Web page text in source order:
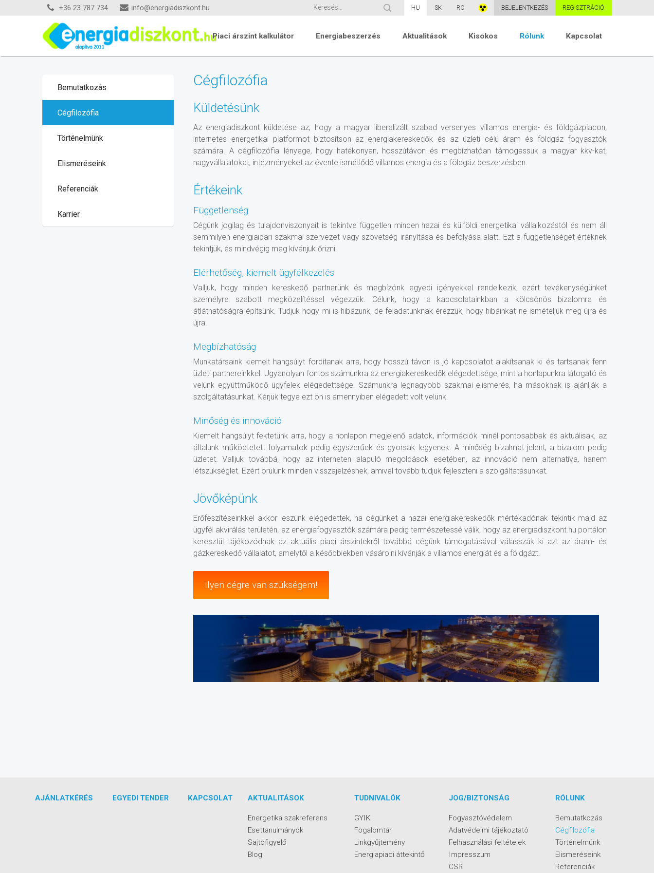
HU SK RO BEJELENTKEZÉS REGISZTRÁCIÓ
+36 23 787 734 info@energiadiszkont.hu
Piaci árszint kalkulátor Energiabeszerzés Aktualitások Kisokos Rólunk Kapcsolat
Bemutatkozás
Cégfilozófia
Történelmünk
Elismeréseink
Referenciák
Karrier
Cégfilozófia
Küldetésünk
Az energiadiszkont küldetése az, hogy a magyar liberalizált szabad versenyes villamos energia- és földgázpiacon,
internetes energetikai platformot biztosítson az energiakereskedők és az üzleti célú áram és földgáz fogyasztók
számára. A cégfilozófia lényege, hogy hatékonyan, hosszútávon és megbízhatóan támogassuk a magyar kkv-kat,
nagyvállalatokat, intézményeket az évente ismétlődő villamos energia és a földgáz beszerzésben.
Értékeink
Függetlenség
Cégünk jogilag és tulajdonviszonyait is tekintve független minden hazai és külföldi energetikai vállalkozástól és nem áll
semmilyen energiaipari szakmai szervezet vagy szövetség irányítása és befolyása alatt. Ezt a függetlenséget értéknek
tekintjük, és mindvégig meg kívánjuk őrizni.
Elérhetőség, kiemelt ügyfélkezelés
Valljuk, hogy minden kereskedő partnerünk és megbízónk egyedi igényekkel rendelkezik, ezért tevékenységünket
személyre szabott megközelítéssel végezzük. Célunk, hogy a kapcsolatainkban a kölcsönös bizalomra és
átláthatóságra építsünk. Tudjuk hogy mi is hibázunk, de feladatunknak érezzük, hogy hibáinkat ne ismételjük meg újra és
újra.
Megbízhatóság
Munkatársaink kiemelt hangsúlyt fordítanak arra, hogy hosszú távon is jó kapcsolatot alakítsanak ki és tartsanak fenn
üzleti partnereinkkel. Ugyanolyan fontos számunkra az energiakereskedők elégedettsége, mint a honlapunkra látogató és
velünk együttműködő ügyfelek elégedettsége. Számunkra legnagyobb szakmai elismerés, ha másoknak is ajánlják a
szolgáltatásunkat. Kérjük tegye ezt ön is amennyiben elégedett volt velünk.
Minőség és innováció
Kiemelt hangsúlyt fektetünk arra, hogy a honlapon megjelenő adatok, információk minél pontosabbak és aktuálisak, az
általunk működtetett folyamatok pedig egyszerűek és gyorsak legyenek. A minőség bizalmat jelent, a bizalom pedig
üzletet. Valljuk továbbá, hogy az interneten alapuló megoldások esetében, az innováció nem alternatíva, hanem
létszükséglet. Ezért örülünk minden visszajelzésnek, amivel tovább tudjuk fejleszteni a szolgáltatásunkat.
Jövőképünk
Erőfeszítéseinkkel akkor leszünk elégedettek, ha cégünket a hazai energiakereskedők mértékadónak tekintik majd az
ügyfél akvirálás területén, az energiafogyasztók számára pedig természetessé válik, hogy az energiadiszkont.hu portálon
keresztül tájékozódnak az aktuális piaci árszintekről továbbá cégünk támogatásával válasszák ki azt az áram- és
gázkereskedő vállalatot, amelytől a későbbiekben vásárolni kívánják a villamos energiát és a földgázt.
Ilyen cégre van szükségem!
AJÁNLATKÉRÉS EGYEDI TENDER KAPCSOLAT AKTUALITÁSOK
Energetika szakreferens
Esettanulmányok
Sajtófigyelő
Blog
TUDNIVALÓK
GYIK
Fogalomtár
Linkgyűjtemény
Energiapiaci áttekintő
JOG/BIZTONSÁG
Fogyasztóvédelem
Adatvédelmi tájékoztató
Felhasználási feltételek
Impresszum
CSR
RÓLUNK
Bemutatkozás
Cégfilozófia
Történelmünk
Elismeréseink
Referenciák